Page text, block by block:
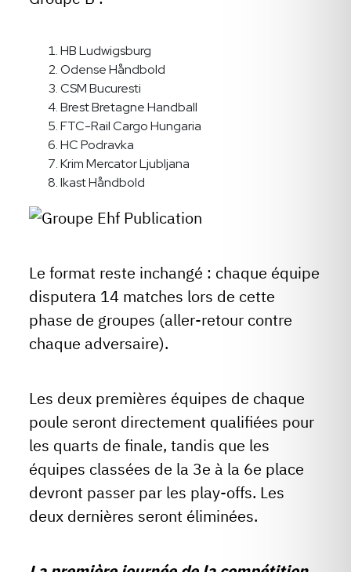
HB Ludwigsburg
Odense Håndbold
CSM Bucuresti
Brest Bretagne Handball
FTC-Rail Cargo Hungaria
HC Podravka
Krim Mercator Ljubljana
Ikast Håndbold
Le format reste inchangé : chaque équipe
disputera 14 matches lors de cette
phase de groupes (aller-retour contre
chaque adversaire).
Les deux premières équipes de chaque
poule seront directement qualifiées pour
les quarts de finale, tandis que les
équipes classées de la 3e à la 6e place
devront passer par les play-offs. Les
deux dernières seront éliminées.